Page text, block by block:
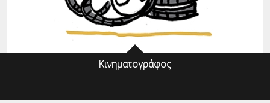
Κινηματογράφος